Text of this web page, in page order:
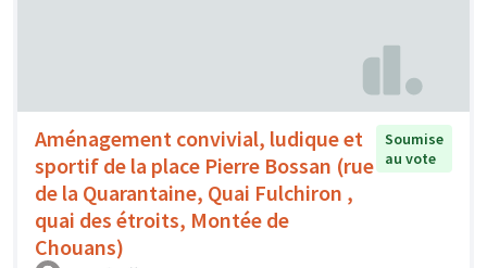
Aménagement convivial, ludique et
sportif de la place Pierre Bossan (rue
de la Quarantaine, Quai Fulchiron ,
quai des étroits, Montée de
Chouans)
Soumise
au vote